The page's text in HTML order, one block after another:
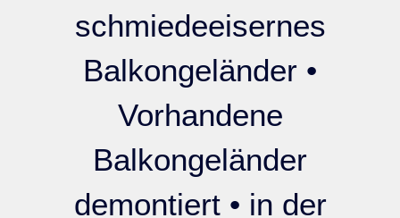
schmiedeeisernes
Balkongeländer •
Vorhandene
Balkongeländer
demontiert • in der